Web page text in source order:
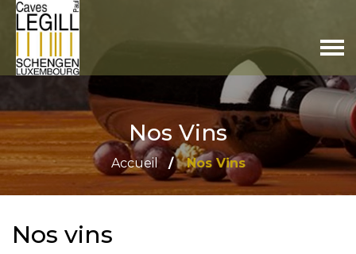
Nos Vins
Accueil Nos Vins
Nos vins